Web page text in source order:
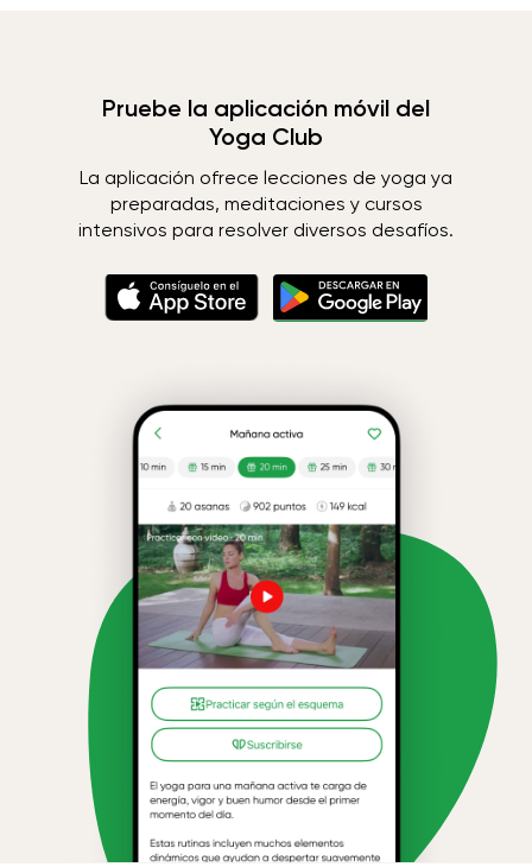
Pruebe la aplicación móvil del
Yoga Club
La aplicación ofrece lecciones de yoga ya
preparadas, meditaciones y cursos
intensivos para resolver diversos desafíos.